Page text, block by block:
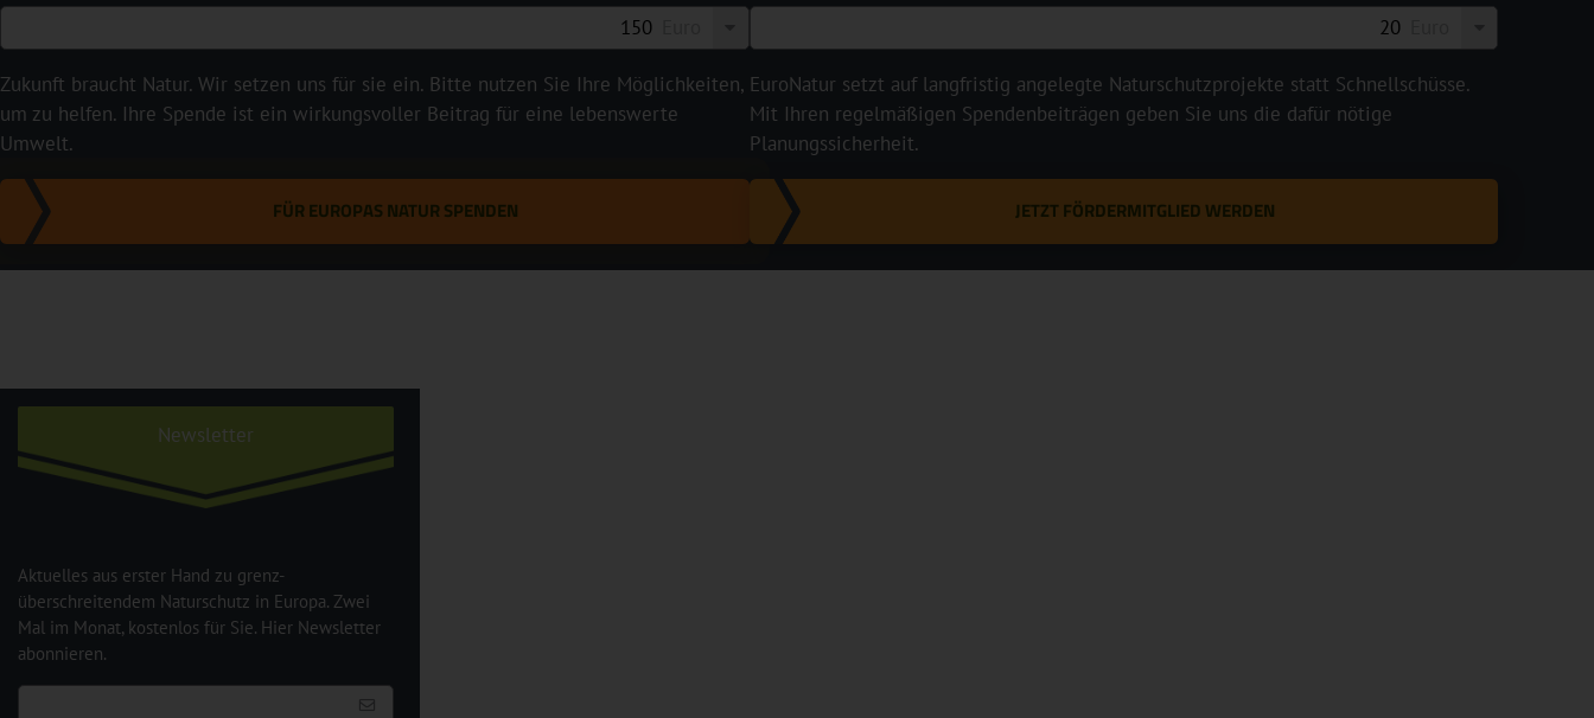
Zukunft braucht Natur. Wir setzen uns für sie ein. Bitte nutzen Sie Ihre Möglichkeiten,
um zu helfen. Ihre Spende ist ein wirkungsvoller Beitrag für eine lebenswerte
Umwelt.
FÜR EUROPAS NATUR SPENDEN
EuroNatur setzt auf langfristig angelegte Naturschutzprojekte statt Schnellschüsse.
Mit Ihren regelmäßigen Spendenbeiträgen geben Sie uns die dafür nötige
Planungssicherheit.
JETZT FÖRDERMITGLIED WERDEN
Newsletter
Aktuelles aus erster Hand zu grenz-
überschreitendem Naturschutz in Europa. Zwei
Mal im Monat, kostenlos für Sie. Hier Newsletter
abonnieren.